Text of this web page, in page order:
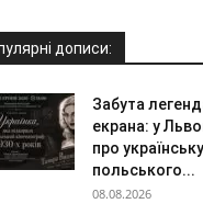
дописи:
Забута
екрана: у
про
польського...
08.08.2026